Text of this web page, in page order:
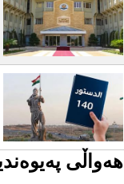
هەواڵی